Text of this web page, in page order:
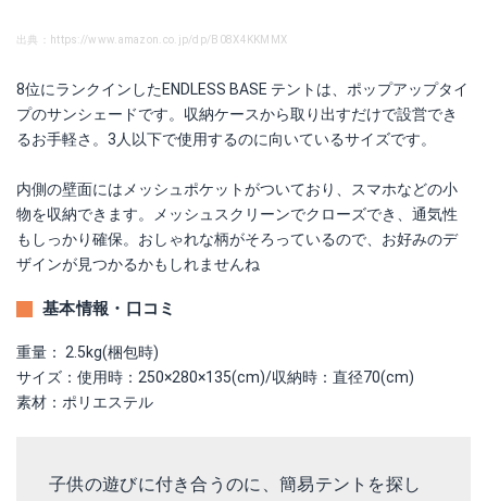
出典：https://www.amazon.co.jp/dp/B08X4KKMMX
8位にランクインしたENDLESS BASE テントは、ポップアップタイ
プのサンシェードです。収納ケースから取り出すだけで設営でき
るお手軽さ。3人以下で使用するのに向いているサイズです。
内側の壁面にはメッシュポケットがついており、スマホなどの小
物を収納できます。メッシュスクリーンでクローズでき、通気性
もしっかり確保。おしゃれな柄がそろっているので、お好みのデ
ザインが見つかるかもしれませんね
基本情報・口コミ
重量： 2.5kg(梱包時)
サイズ：使用時：250×280×135(cm)/収納時：直径70(cm)
素材：ポリエステル
子供の遊びに付き合うのに、簡易テントを探し